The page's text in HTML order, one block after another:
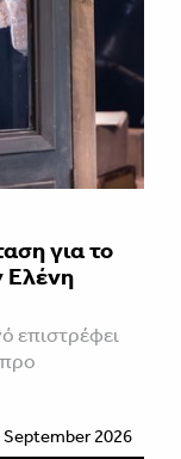
για το
Ελένη
επιστρέφει
2026